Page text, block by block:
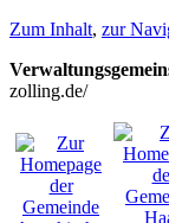
Zum Inhalt, zur
zolling.de/